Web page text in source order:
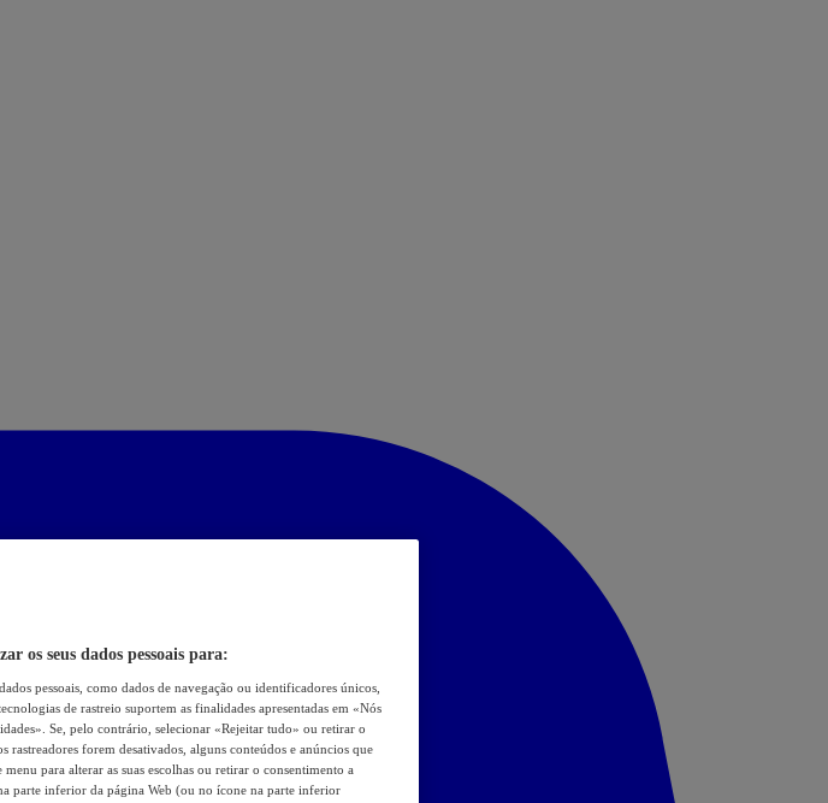
os seus dados pessoais para:
pessoais, como dados de navegação ou identificadores únicos,
de rastreio suportem as finalidades apresentadas em «Nós
Se, pelo contrário, selecionar «Rejeitar tudo» ou retirar o
rastreadores forem desativados, alguns conteúdos e anúncios que
para alterar as suas escolhas ou retirar o consentimento a
parte inferior da página Web (ou no ícone na parte inferior